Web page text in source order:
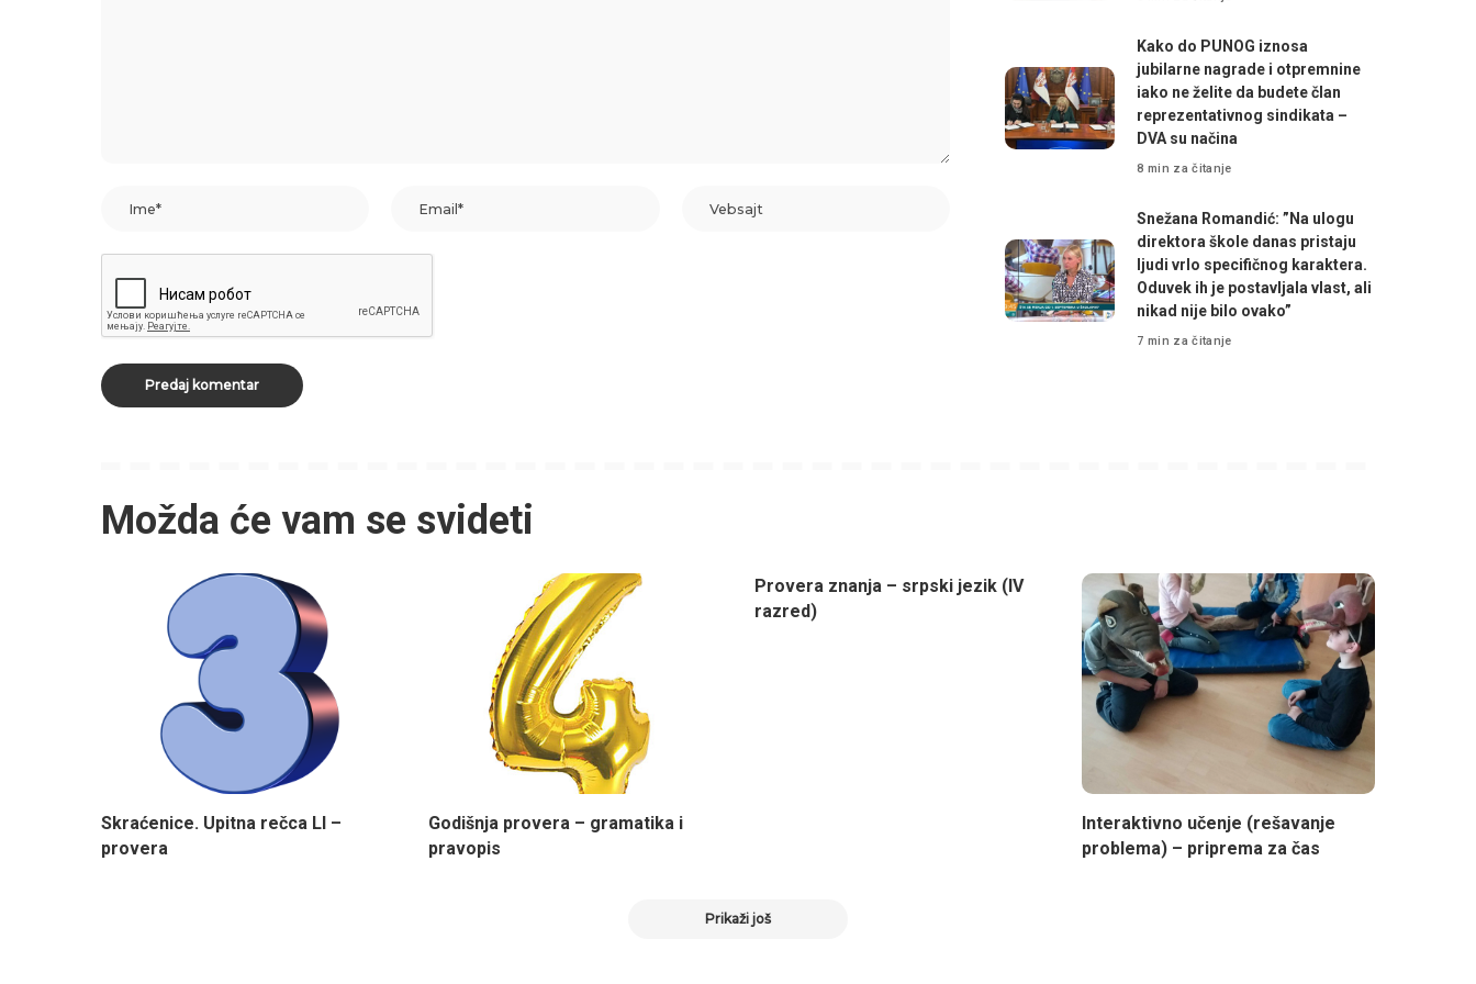
Kako do PUNOG iznosa
jubilarne nagrade i otpremnine
iako ne želite da budete član
reprezentativnog sindikata –
DVA su načina
8 min za čitanje
Snežana Romandić: ”Na ulogu
direktora škole danas pristaju
ljudi vrlo specifičnog karaktera.
Oduvek ih je postavljala vlast, ali
nikad nije bilo ovako”
7 min za čitanje
Možda će vam se svideti
Skraćenice. Upitna rečca LI –
provera
Godišnja provera – gramatika i
pravopis
Provera znanja – srpski jezik (IV
razred)
Interaktivno učenje (rešavanje
problema) – priprema za čas
Prikaži još